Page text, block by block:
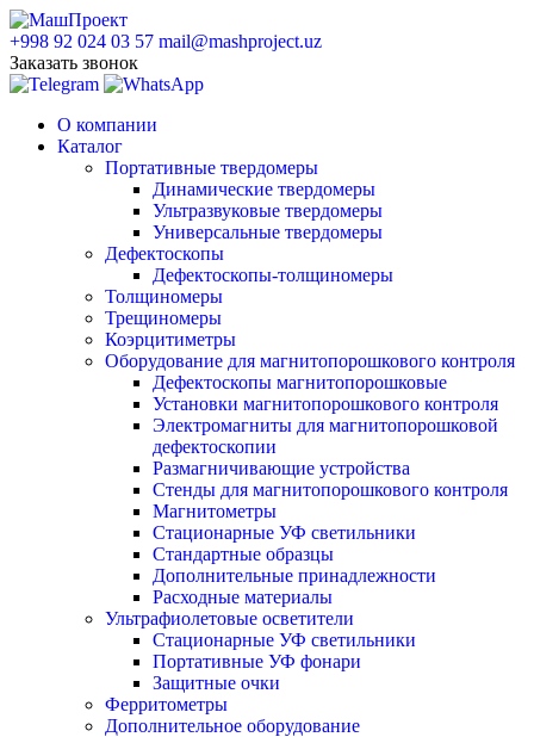
+998 92 024 03 57 mail@mashproject.uz
Заказать звонок
О компании
Каталог
Портативные твердомеры
Динамические твердомеры
Ультразвуковые твердомеры
Универсальные твердомеры
Дефектоскопы
Дефектоскопы-толщиномеры
Толщиномеры
Трещиномеры
Коэрцитиметры
Оборудование для магнитопорошкового контроля
Дефектоскопы магнитопорошковые
Установки магнитопорошкового контроля
Электромагниты для магнитопорошковой
дефектоскопии
Размагничивающие устройства
Стенды для магнитопорошкового контроля
Магнитометры
Стационарные УФ светильники
Стандартные образцы
Дополнительные принадлежности
Расходные материалы
Ультрафиолетовые осветители
Стационарные УФ светильники
Портативные УФ фонари
Защитные очки
Ферритометры
Дополнительное оборудование